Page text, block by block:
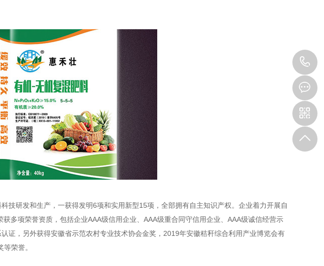
科技研发和生产，一获得发明6项和实用新型15项，全部拥有自主知识产权。企业着力开展自
多项荣誉资质，包括企业AAA级信用企业、AAA级重合同守信用企业、AAA级诚信经营示
证，另外获得安徽省示范农村专业技术协会金奖，2019年安徽秸秆综合利用产业博览会有
荣誉。